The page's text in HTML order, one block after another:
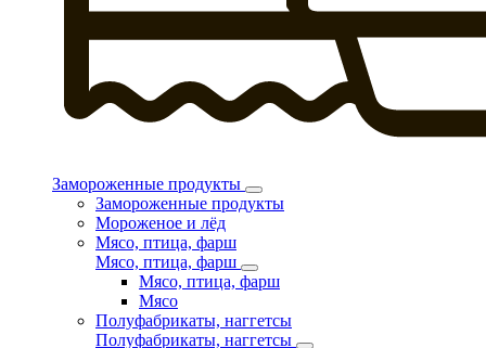
Замороженные продукты
Замороженные продукты
Мороженое и лёд
Мясо, птица, фарш
Мясо, птица, фарш
Мясо, птица, фарш
Мясо
Полуфабрикаты, наггетсы
Полуфабрикаты, наггетсы